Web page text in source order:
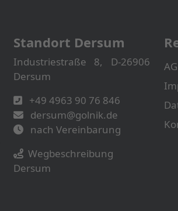
Standort Dersum
Industriestraße 8, D-26906
Dersum
+49 4963 90 76 846
dersum@golnik.de
nach Vereinbarung
Wegbeschreibung
Dersum